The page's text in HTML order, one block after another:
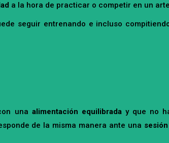
a la hora de practicar o competir en un
seguir entrenando e incluso
una alimentación equilibraday que no
de la misma manera ante una